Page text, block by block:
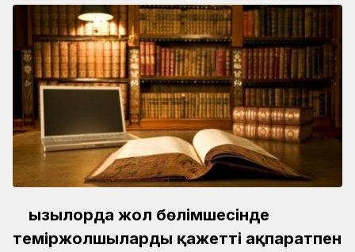
Қызылорда жол бөлімшесінде
теміржолшыларды қажетті ақпаратпен